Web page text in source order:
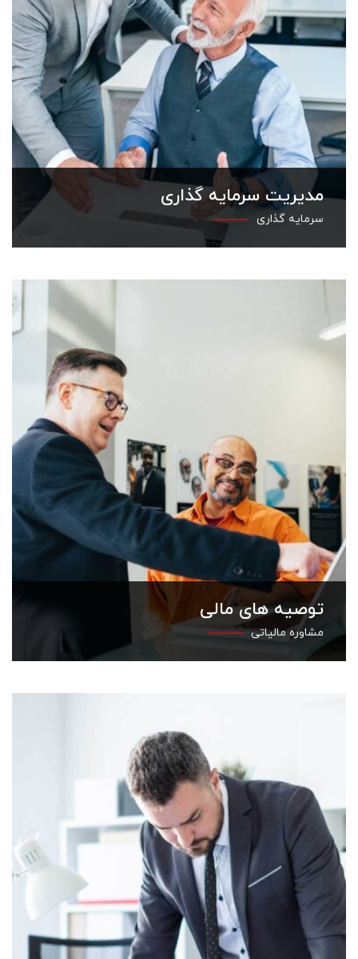
مدیریت سرمایه گذاری
سرمایه گذاری
توصیه های مالی
مشاوره مالیاتی